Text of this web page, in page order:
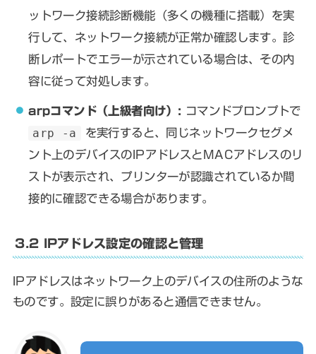
ットワーク接続診断機能（多くの機種に搭載）を実
行して、ネットワーク接続が正常か確認します。診
断レポートでエラーが示されている場合は、その内
容に従って対処します。
arpコマンド（上級者向け）: コマンドプロンプトで
arp -a
を実行すると、同じネットワークセグメ
ント上のデバイスのIPアドレスとMACアドレスのリ
ストが表示され、プリンターが認識されているか間
接的に確認できる場合があります。
3.2 IPアドレス設定の確認と管理
IPアドレスはネットワーク上のデバイスの住所のような
ものです。設定に誤りがあると通信できません。